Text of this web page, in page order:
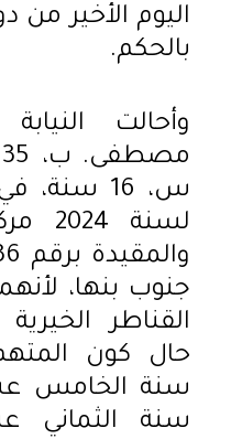
اليوم الأخير من
بالحكم.
وأحالت
جنوب بنها،
القناطر
حال كون
سنة الخامس
سنة الثماني